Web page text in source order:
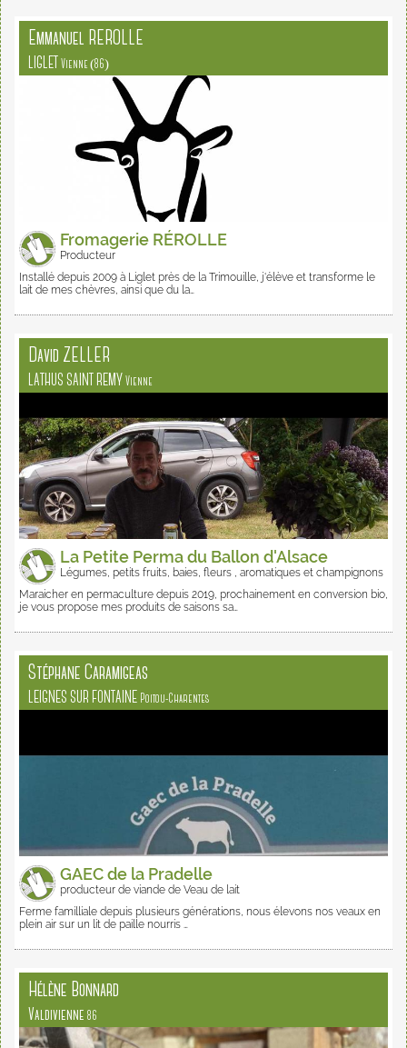
Emmanuel REROLLE
LIGLET Vienne (86)
Fromagerie RÉROLLE
Producteur
Installé depuis 2009 à Liglet près de la Trimouille, j'élève et transforme le
lait de mes chèvres, ainsi que du la…
David ZELLER
LATHUS SAINT REMY Vienne
La Petite Perma du Ballon d'Alsace
Légumes, petits fruits, baies, fleurs , aromatiques et champignons
Maraicher en permaculture depuis 2019, prochainement en conversion bio,
je vous propose mes produits de saisons sa…
Stéphane Caramigeas
LEIGNES SUR FONTAINE Poitou-Charentes
GAEC de la Pradelle
producteur de viande de Veau de lait
Ferme familliale depuis plusieurs générations, nous élevons nos veaux en
plein air sur un lit de paille nourris …
Hélène Bonnard
Valdivienne 86